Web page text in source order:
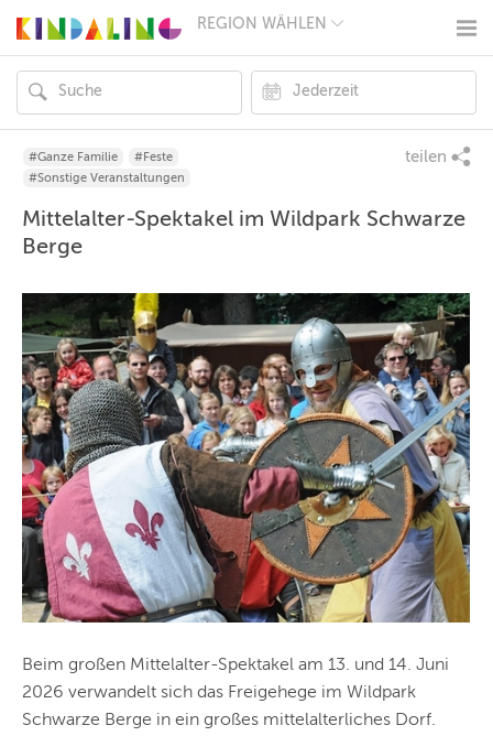
REGION WÄHLEN
MÜNCHEN
HAMBURG
FRANKFURT
KÖLN
HANNOVER
WIEN
ZÜRICH
ANDERE
REGIONEN
#Ganze Familie
#Feste
#Sonstige Veranstaltungen
teilen
Mittelalter-Spektakel im Wildpark Schwarze
Berge
Beim großen Mittelalter-Spektakel am 13. und 14. Juni
2026 verwandelt sich das Freigehege im Wildpark
Schwarze Berge in ein großes mittelalterliches Dorf.